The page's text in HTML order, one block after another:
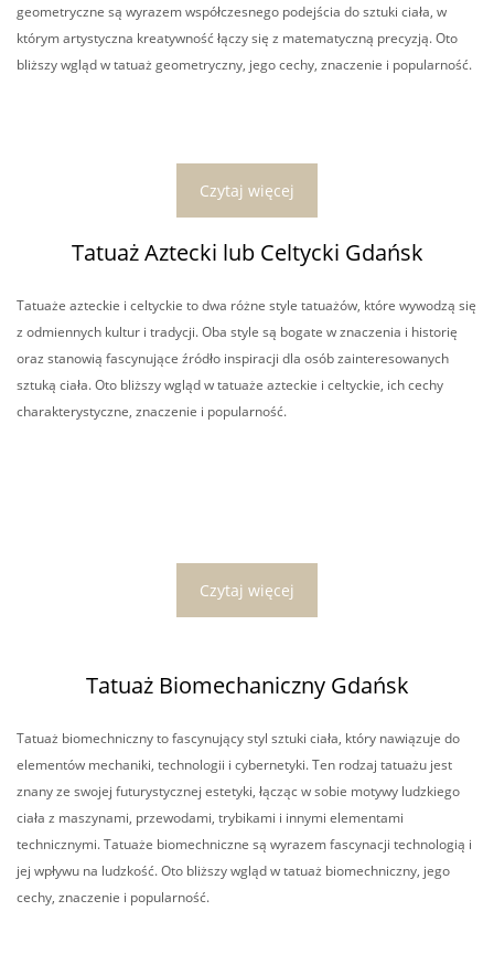
geometryczne są wyrazem współczesnego podejścia do sztuki ciała, w
którym artystyczna kreatywność łączy się z matematyczną precyzją. Oto
bliższy wgląd w tatuaż geometryczny, jego cechy, znaczenie i popularność.
Czytaj więcej
Tatuaż Aztecki lub Celtycki Gdańsk
Tatuaże azteckie i celtyckie to dwa różne style tatuażów, które wywodzą się
z odmiennych kultur i tradycji. Oba style są bogate w znaczenia i historię
oraz stanowią fascynujące źródło inspiracji dla osób zainteresowanych
sztuką ciała. Oto bliższy wgląd w tatuaże azteckie i celtyckie, ich cechy
charakterystyczne, znaczenie i popularność.
Czytaj więcej
Tatuaż Biomechaniczny Gdańsk
Tatuaż biomechniczny to fascynujący styl sztuki ciała, który nawiązuje do
elementów mechaniki, technologii i cybernetyki. Ten rodzaj tatuażu jest
znany ze swojej futurystycznej estetyki, łącząc w sobie motywy ludzkiego
ciała z maszynami, przewodami, trybikami i innymi elementami
technicznymi. Tatuaże biomechniczne są wyrazem fascynacji technologią i
jej wpływu na ludzkość. Oto bliższy wgląd w tatuaż biomechniczny, jego
cechy, znaczenie i popularność.